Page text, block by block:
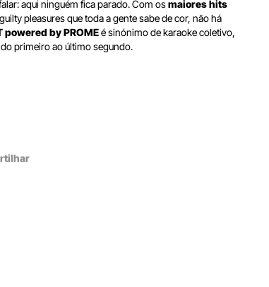
aqui ninguém fica parado. Com osmaiores hits
pleasures que toda a gente sabe de cor, não há
powered by PROMEé sinónimo de karaoke coletivo,
primeiro ao último segundo.